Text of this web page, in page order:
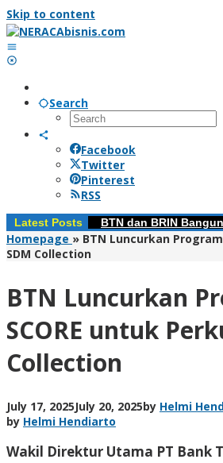
Skip to content
Search
Facebook
Twitter
Pinterest
RSS
Latest Posts BTN dan BRIN
Homepage » BTN Luncurkan
SDM Collection
BTN Luncurkan
SCORE untuk
Collection
July 17, 2025July 20, 2025by Helmi
by Helmi Hendiarto
Wakil Direktur Utama PT Bank